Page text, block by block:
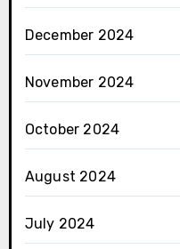
December 2024
November 2024
October 2024
August 2024
July 2024